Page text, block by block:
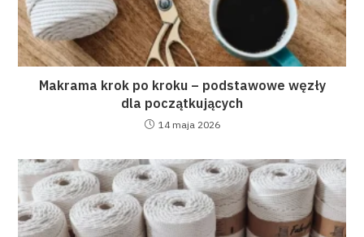
Makrama krok po kroku – podstawowe węzły
dla początkujących
14 maja 2026